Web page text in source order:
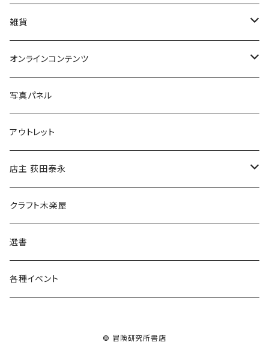
美術
POLEWARDS
Tシャツ
雑貨
バッグ
ブックカバー
マグカップ
傘
食料品
その他
オンラインコンテンツ
冒険クロストーク
写真パネル
アウトレット
店主 荻田泰永
書籍
ウェア
クラフト木楽屋
選書
各種イベント
© 冒険研究所書店